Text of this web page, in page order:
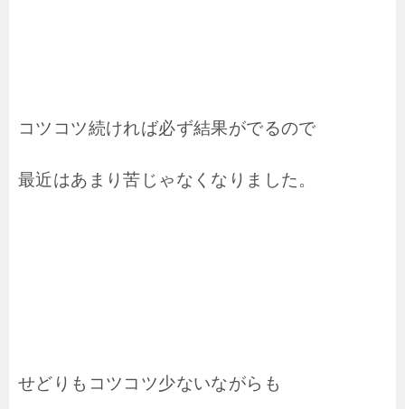
コツコツ続ければ必ず結果がでるので
最近はあまり苦じゃなくなりました。
せどりもコツコツ少ないながらも